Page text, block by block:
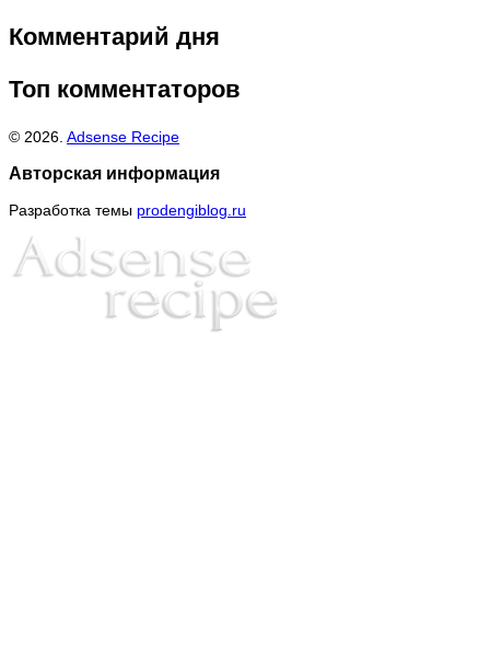
Комментарий дня
Топ комментаторов
© 2026. Adsense Recipe
Авторская информация
Разработка темы prodengiblog.ru